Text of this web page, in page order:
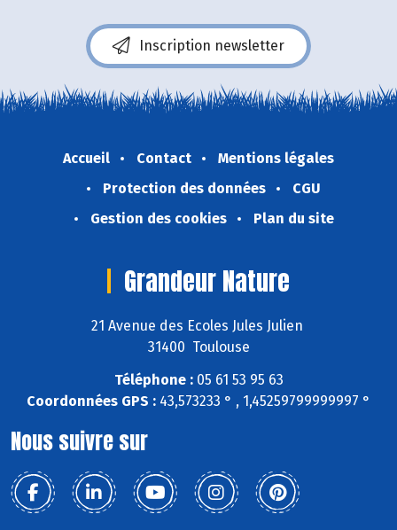
Inscription newsletter
Accueil Contact
Mentions légales
Protection des données
CGU
Gestion des cookies
Plan du site
Grandeur Nature
21 Avenue des Ecoles Jules Julien
31400 Toulouse
Téléphone :05 61 53 95 63
Coordonnées GPS : 43,573233 ° , 1,45259799999997 °
Nous suivre sur